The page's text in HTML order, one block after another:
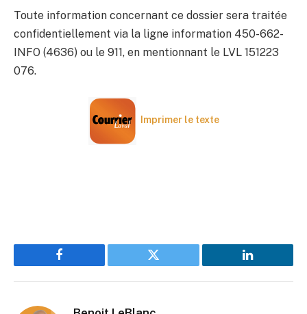
Toute information concernant ce dossier sera traitée
confidentiellement via la ligne information 450-662-
INFO (4636) ou le 911, en mentionnant le LVL 151223
076.
Imprimer le texte
Facebook Twitter LinkedIn